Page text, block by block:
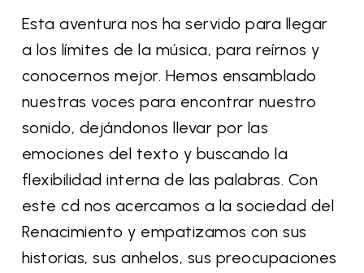
Esta aventura nos ha servido para llegar
a los límites de la música, para reírnos y
conocernos mejor. Hemos ensamblado
nuestras voces para encontrar nuestro
sonido, dejándonos llevar por las
emociones del texto y buscando la
flexibilidad interna de las palabras. Con
este cd nos acercamos a la sociedad del
Renacimiento y empatizamos con sus
historias, sus anhelos, sus preocupaciones